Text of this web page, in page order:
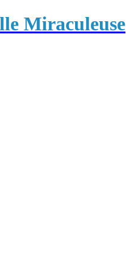
Miraculeuse